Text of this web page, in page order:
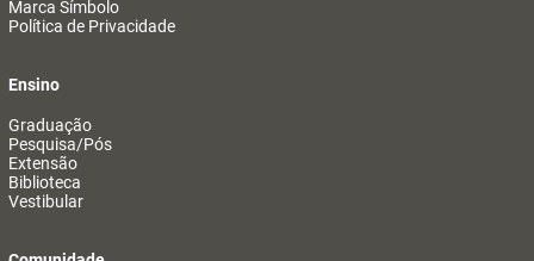
Marca Símbolo
Política de Privacidade
Ensino
Graduação
Pesquisa/Pós
Extensão
Biblioteca
Vestibular